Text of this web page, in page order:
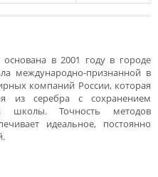
в 2001 году в городе
международно-признанной в
компаний России, которая
из серебра с сохранением
школы. Точность методов
идеальное, постоянно